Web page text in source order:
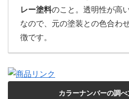
レー塗料のこと。透明性が高
なので、元の塗装との色合わ
徴です。
カラーナンバーの調